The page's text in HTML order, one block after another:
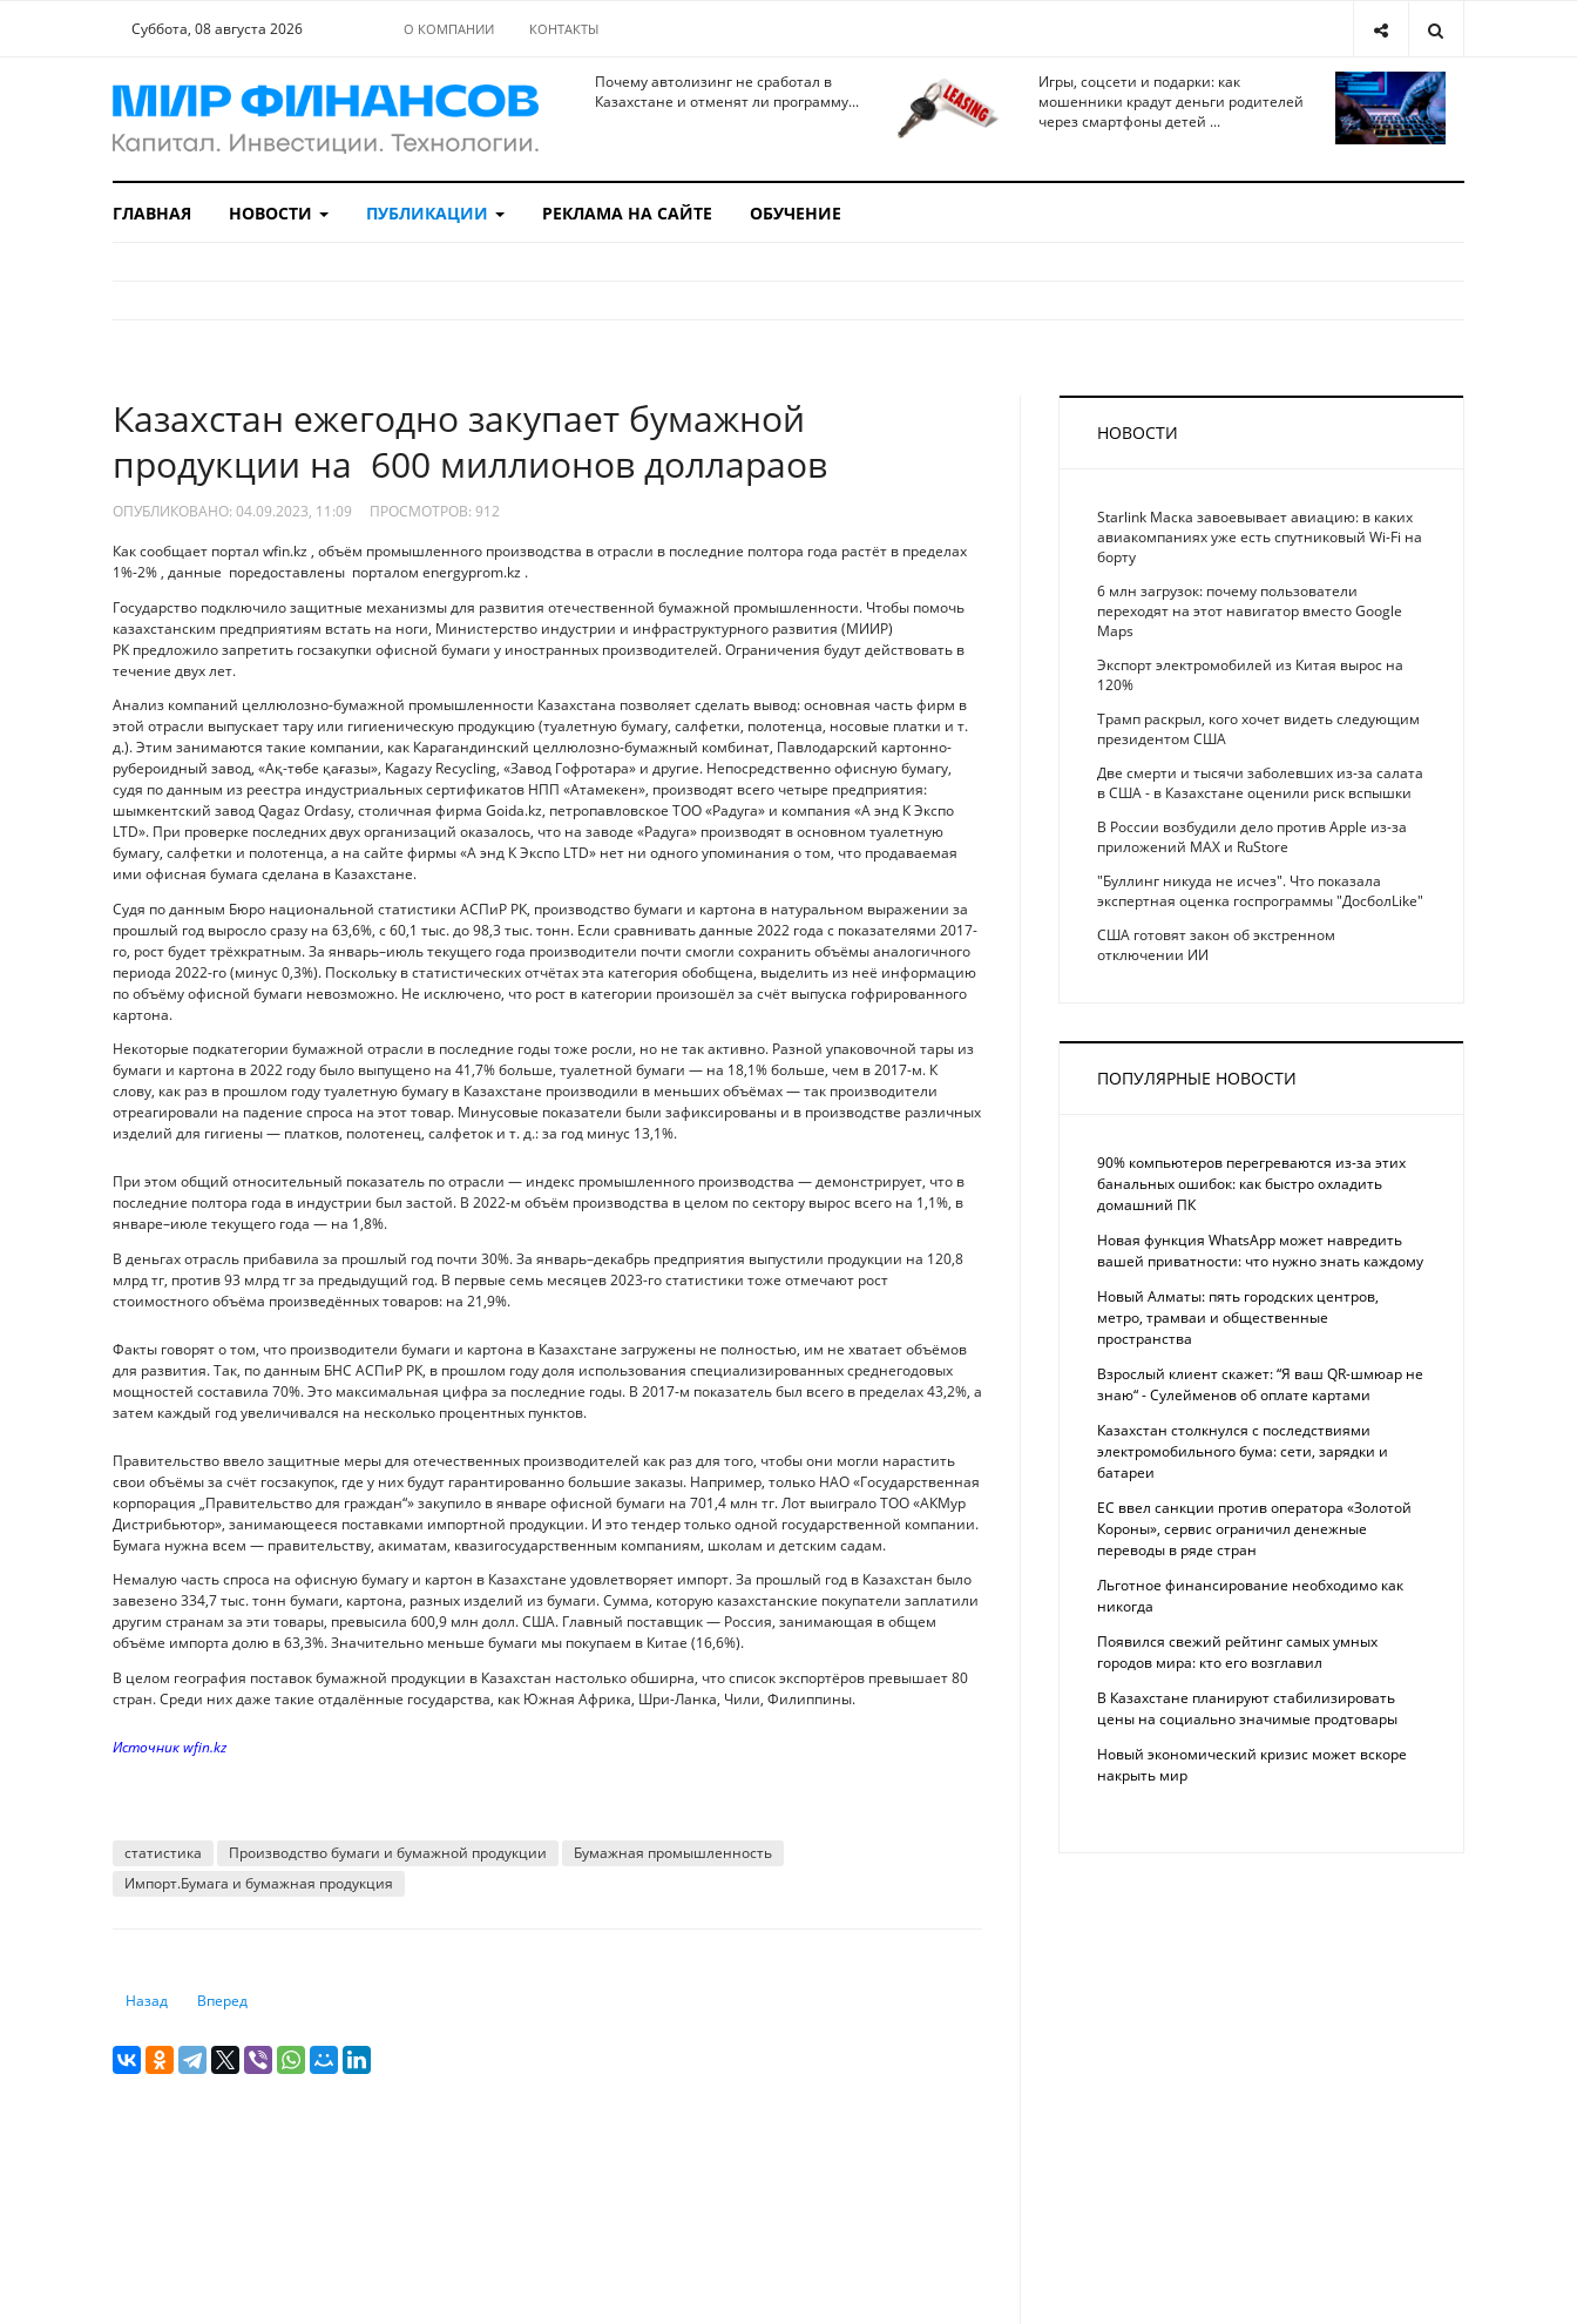
Суббота, 08 августа 2026 О КОМПАНИИ КОНТАКТЫ
Почему автолизинг не сработал в
Казахстане и отменят ли программу...
Игры, соцсети и подарки: как
мошенники крадут деньги родителей
через смартфоны детей ...
ГЛАВНАЯ НОВОСТИ ПУБЛИКАЦИИ РЕКЛАМА НА САЙТЕ ОБУЧЕНИЕ
Казахстан ежегодно закупает бумажной
продукции на 600 миллионов доллараов
ОПУБЛИКОВАНО: 04.09.2023, 11:09 ПРОСМОТРОВ: 912
Как сообщает портал wfin.kz , объём промышленного производства в отрасли в последние полтора года растёт в пределах
1%-2% , данные поредоставлены порталом energyprom.kz .
Государство подключило защитные механизмы для развития отечественной бумажной промышленности. Чтобы помочь
казахстанским предприятиям встать на ноги, Министерство индустрии и инфраструктурного развития (МИИР)
РК предложило запретить госзакупки офисной бумаги у иностранных производителей. Ограничения будут действовать в
течение двух лет.
Анализ компаний целлюлозно-бумажной промышленности Казахстана позволяет сделать вывод: основная часть фирм в
этой отрасли выпускает тару или гигиеническую продукцию (туалетную бумагу, салфетки, полотенца, носовые платки и т.
д.). Этим занимаются такие компании, как Карагандинский целлюлозно-бумажный комбинат, Павлодарский картонно-
рубероидный завод, «Ақ-төбе қағазы», Kagazy Recycling, «Завод Гофротара» и другие. Непосредственно офисную бумагу,
судя по данным из реестра индустриальных сертификатов НПП «Атамекен», производят всего четыре предприятия:
шымкентский завод Qagaz Ordasy, столичная фирма Goida.kz, петропавловское ТОО «Радуга» и компания «А энд К Экспо
LTD». При проверке последних двух организаций оказалось, что на заводе «Радуга» производят в основном туалетную
бумагу, салфетки и полотенца, а на сайте фирмы «А энд К Экспо LTD» нет ни одного упоминания о том, что продаваемая
ими офисная бумага сделана в Казахстане.
Судя по данным Бюро национальной статистики АСПиР РК, производство бумаги и картона в натуральном выражении за
прошлый год выросло сразу на 63,6%, с 60,1 тыс. до 98,3 тыс. тонн. Если сравнивать данные 2022 года с показателями 2017-
го, рост будет трёхкратным. За январь–июль текущего года производители почти смогли сохранить объёмы аналогичного
периода 2022-го (минус 0,3%). Поскольку в статистических отчётах эта категория обобщена, выделить из неё информацию
по объёму офисной бумаги невозможно. Не исключено, что рост в категории произошёл за счёт выпуска гофрированного
картона.
Некоторые подкатегории бумажной отрасли в последние годы тоже росли, но не так активно. Разной упаковочной тары из
бумаги и картона в 2022 году было выпущено на 41,7% больше, туалетной бумаги — на 18,1% больше, чем в 2017-м. К
слову, как раз в прошлом году туалетную бумагу в Казахстане производили в меньших объёмах — так производители
отреагировали на падение спроса на этот товар. Минусовые показатели были зафиксированы и в производстве различных
изделий для гигиены — платков, полотенец, салфеток и т. д.: за год минус 13,1%.
При этом общий относительный показатель по отрасли — индекс промышленного производства — демонстрирует, что в
последние полтора года в индустрии был застой. В 2022-м объём производства в целом по сектору вырос всего на 1,1%, в
январе–июле текущего года — на 1,8%.
В деньгах отрасль прибавила за прошлый год почти 30%. За январь–декабрь предприятия выпустили продукции на 120,8
млрд тг, против 93 млрд тг за предыдущий год. В первые семь месяцев 2023-го статистики тоже отмечают рост
стоимостного объёма произведённых товаров: на 21,9%.
Факты говорят о том, что производители бумаги и картона в Казахстане загружены не полностью, им не хватает объёмов
для развития. Так, по данным БНС АСПиР РК, в прошлом году доля использования специализированных среднегодовых
мощностей составила 70%. Это максимальная цифра за последние годы. В 2017-м показатель был всего в пределах 43,2%, а
затем каждый год увеличивался на несколько процентных пунктов.
Правительство ввело защитные меры для отечественных производителей как раз для того, чтобы они могли нарастить
свои объёмы за счёт госзакупок, где у них будут гарантированно большие заказы. Например, только НАО «Государственная
корпорация „Правительство для граждан“» закупило в январе офисной бумаги на 701,4 млн тг. Лот выиграло ТОО «АКМур
Дистрибьютор», занимающееся поставками импортной продукции. И это тендер только одной государственной компании.
Бумага нужна всем — правительству, акиматам, квазигосударственным компаниям, школам и детским садам.
Немалую часть спроса на офисную бумагу и картон в Казахстане удовлетворяет импорт. За прошлый год в Казахстан было
завезено 334,7 тыс. тонн бумаги, картона, разных изделий из бумаги. Сумма, которую казахстанские покупатели заплатили
другим странам за эти товары, превысила 600,9 млн долл. США. Главный поставщик — Россия, занимающая в общем
объёме импорта долю в 63,3%. Значительно меньше бумаги мы покупаем в Китае (16,6%).
В целом география поставок бумажной продукции в Казахстан настолько обширна, что список экспортёров превышает 80
стран. Среди них даже такие отдалённые государства, как Южная Африка, Шри-Ланка, Чили, Филиппины.
Источник wfin.kz
статистика Производство бумаги и бумажной продукции
Бумажная промышленность
Импорт.Бумага и бумажная продукция
Предыдущий: Мужчинам в Казахстане платят на 34% больше, чем женщинам
Назад Следующий: Казахстан вошёл в десятку стран с самыми большими расходами населения на продукты
Вперед
НОВОСТИ
Starlink Маска завоевывает авиацию: в каких
авиакомпаниях уже есть спутниковый Wi-Fi на
борту
6 млн загрузок: почему пользователи
переходят на этот навигатор вместо Google
Maps
Экспорт электромобилей из Китая вырос на
120%
Трамп раскрыл, кого хочет видеть следующим
президентом США
Две смерти и тысячи заболевших из-за салата
в США - в Казахстане оценили риск вспышки
В России возбудили дело против Apple из-за
приложений MAX и RuStore
"Буллинг никуда не исчез". Что показала
экспертная оценка госпрограммы "ДосболLike"
США готовят закон об экстренном
отключении ИИ
ПОПУЛЯРНЫЕ НОВОСТИ
90% компьютеров перегреваются из-за этих
банальных ошибок: как быстро охладить
домашний ПК
Новая функция WhatsApp может навредить
вашей приватности: что нужно знать каждому
Новый Алматы: пять городских центров,
метро, трамваи и общественные
пространства
Взрослый клиент скажет: “Я ваш QR-шмюар не
знаю“ - Сулейменов об оплате картами
Казахстан столкнулся с последствиями
электромобильного бума: сети, зарядки и
батареи
ЕС ввел санкции против оператора «Золотой
Короны», сервис ограничил денежные
переводы в ряде стран
Льготное финансирование необходимо как
никогда
Появился свежий рейтинг самых умных
городов мира: кто его возглавил
В Казахстане планируют стабилизировать
цены на социально значимые продтовары
Новый экономический кризис может вскоре
накрыть мир